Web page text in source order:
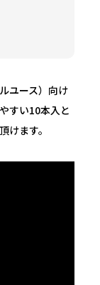
ユース）向け
すい10本入と
けます。